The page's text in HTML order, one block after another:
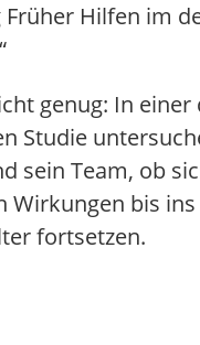
Hilfen im
genug: In einer
Studie
sein Team, ob
Wirkungen bis
fortsetzen.